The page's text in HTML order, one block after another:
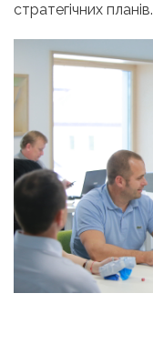
стратегічних планів.